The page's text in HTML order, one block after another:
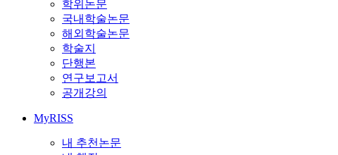
학위논문
국내학술논문
해외학술논문
학술지
단행본
연구보고서
공개강의
MyRISS
내 추천논문